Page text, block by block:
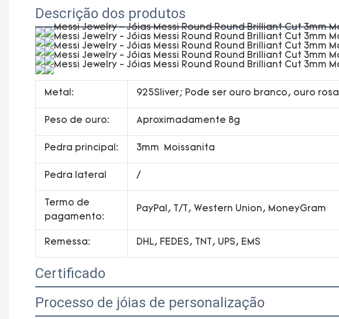
Descrição dos produtos
Metal: 925Sliver; Pode ser ouro branco, ouro rosa
Peso de ouro: Aproximadamente 8g
Pedra principal: 3mm Moissanita
Pedra lateral /
Termo de
pagamento:
PayPal, T/T, Western Union, MoneyGram
Remessa: DHL, FEDES, TNT, UPS, EMS
Certificado
Processo de jóias de personalização